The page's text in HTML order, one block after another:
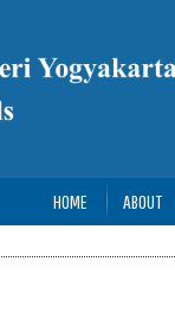
HOME ABOUT